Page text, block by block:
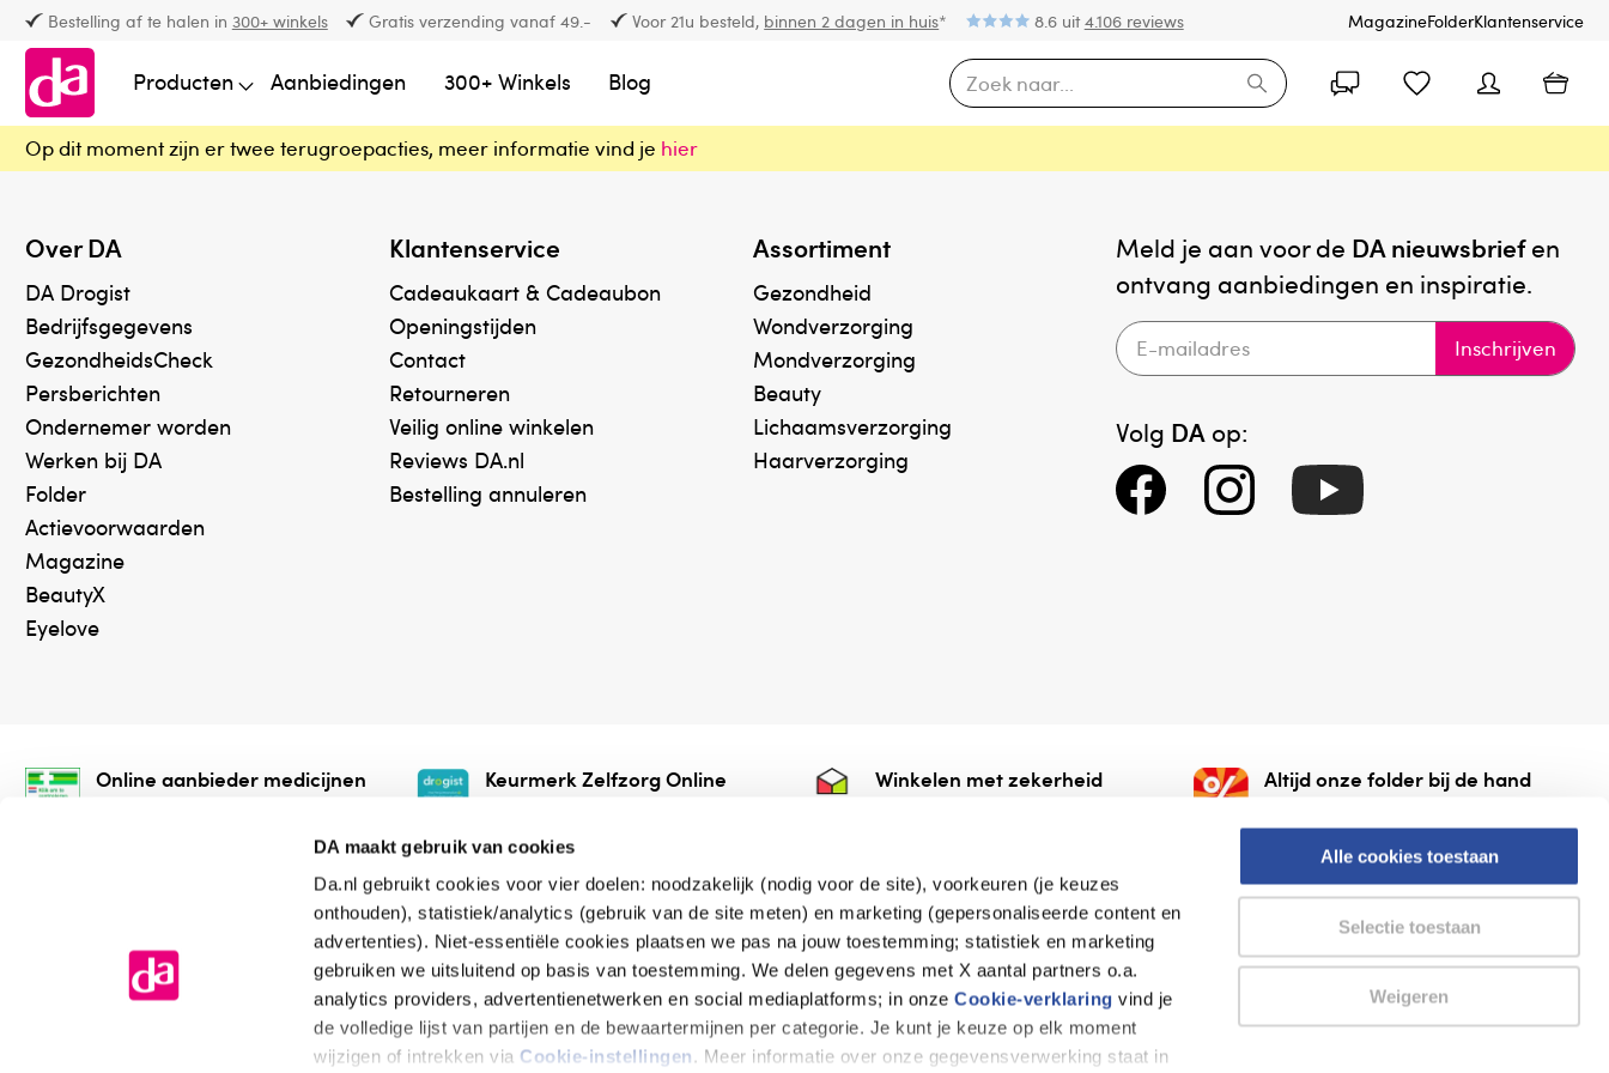
DA maakt gebruik van cookies
Da.nl gebruikt cookies voor vier doelen: noodzakelijk (nodig voor de site), voorkeuren (je keuzes
onthouden), statistiek/analytics (gebruik van de site meten) en marketing (gepersonaliseerde content en
advertenties). Niet-essentiële cookies plaatsen we pas na jouw toestemming; statistiek en marketing
gebruiken we uitsluitend op basis van toestemming. We delen gegevens met X aantal partners o.a.
analytics providers, advertentienetwerken en social mediaplatforms; in onzeCookie-verklaring vind je
de volledige lijst van partijen en de bewaartermijnen per categorie. Je kunt je keuze op elk moment
wijzigen of intrekken via Cookie-instellingen. Meer informatie over onze gegevensverwerking staat in
Alle cookies toestaan
Selectie toestaan
Weigeren
Bestelling af te halen in 300+ winkels Gratis verzending vanaf 49.- Voor 21u besteld, binnen 2 dagen in huis* 8.6 uit4.106 reviews MagazineFolderKlantenservice
Producten Aanbiedingen 300+ Winkels Blog
Op dit moment zijn er twee terugroepacties, meer informatie vind je hier
Over DA
DA Drogist
Bedrijfsgegevens
GezondheidsCheck
Persberichten
Ondernemer worden
Werken bij DA
Folder
Actievoorwaarden
Magazine
BeautyX
Eyelove
Klantenservice
Cadeaukaart & Cadeaubon
Openingstijden
Contact
Retourneren
Veilig online winkelen
Reviews DA.nl
Bestelling annuleren
Assortiment
Gezondheid
Wondverzorging
Mondverzorging
Beauty
Lichaamsverzorging
Haarverzorging
Meld je aan voor de DA nieuwsbriefen
ontvang aanbiedingen en inspiratie.
Inschrijven
Volg DA op:
Online aanbieder medicijnen
onze webshop mag verkopen.
Keurmerk Zelfzorg Online
online.
Winkelen met zekerheid Altijd onze folder bij de hand
AlleFolders.
de vriendelijke specialist
Algemene voorwaarden Cookieverklaring Disclaimer Privacy verklaring Thuiswinkel waarborg